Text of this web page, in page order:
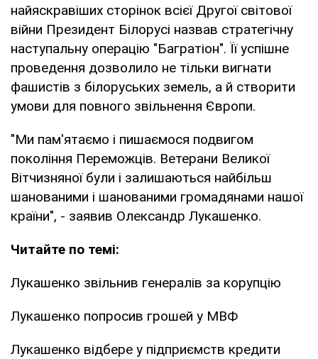
найяскравіших сторінок всієї Другої світової
війни Президент Білорусі назвав стратегічну
наступальну операцію "Багратіон". Її успішне
проведення дозволило не тільки вигнати
фашистів з білоруських земель, а й створити
умови для повного звільнення Європи.
"Ми пам'ятаємо і пишаємося подвигом
покоління Переможців. Ветерани Великої
Вітчизняної були і залишаються найбільш
шанованими і шанованими громадянами нашої
країни", - заявив Олександр Лукашенко.
Читайте по темі:
Лукашенко звільнив генералів за корупцію
Лукашенко попросив грошей у МВФ
Лукашенко відбере у підприємств кредити